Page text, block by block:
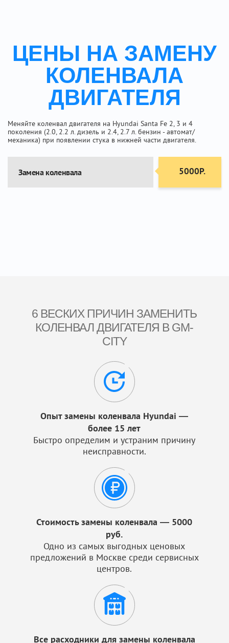
ЦЕНЫ НА ЗАМЕНУ
КОЛЕНВАЛА
ДВИГАТЕЛЯ
Меняйте коленвал двигателя на Hyundai Santa Fe 2, 3 и 4
поколения (2.0, 2.2 л. дизель и 2.4, 2.7 л. бензин - автомат/
механика) при появлении стука в нижней части двигателя.
Замена коленвала 5000Р.
6 ВЕСКИХ ПРИЧИН ЗАМЕНИТЬ
КОЛЕНВАЛ ДВИГАТЕЛЯ В GM-
CITY
Опыт замены коленвала Hyundai —
более 15 лет
Быстро определим и устраним причину
неисправности.
Стоимость замены коленвала — 5000
руб.
Одно из самых выгодных ценовых
предложений в Москве среди сервисных
центров.
Все расходники для замены коленвала